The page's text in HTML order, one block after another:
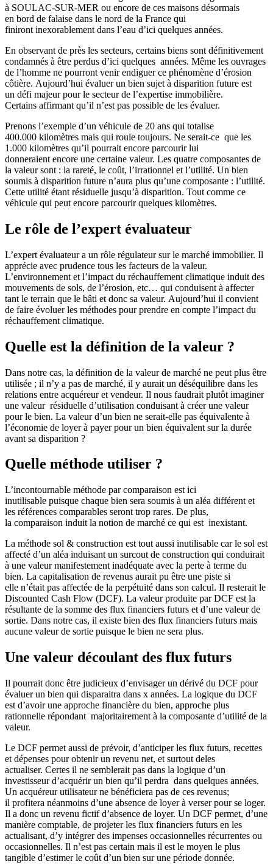
à SOULAC-SUR-MER ou encore de ces maisons désormais
en bord de falaise dans le nord de la France qui
finiront inexorablement dans l’eau d’ici quelques années.
En observant de près les secteurs, certains biens sont définitivement
condamnés à être perdus d’ici quelques années. Même les ouvrages
de l’homme ne pourront venir endiguer ce phénomène d’érosion
côtière. Aujourd’hui évaluer un bien sujet à disparition future est
un défi majeur pour le secteur de l’expertise immobilière.
Certains affirmant qu’il n’est pas possible de les évaluer.
Prenons l’exemple d’un véhicule de 20 ans qui totalise
400.000 kilomètres mais qui roule toujours. Ne serait-ce que les
1.000 kilomètres qu’il pourrait encore parcourir lui
donneraient encore une certaine valeur. Les quatre composantes de
la valeur sont : la rareté, le coût, l’irrationnel et l’utilité. Un bien
soumis à disparition future n’aura plus qu’une composante : l’utilité.
Cette utilité étant résiduelle jusqu’à disparition. Tout comme ce
véhicule qui peut encore parcourir quelques kilomètres.
Le rôle de l’expert évaluateur
L’expert évaluateur a un rôle régulateur sur le marché immobilier. Il
apprécie avec prudence tous les facteurs de la valeur.
L’environnement et l’impact du réchauffement climatique induit des
mouvements de sols, de l’érosion, etc… qui conduisent à affecter
tant le terrain que le bâti et donc sa valeur. Aujourd’hui il convient
de faire évoluer les méthodes pour prendre en compte l’impact du
réchauffement climatique.
Quelle est la définition de la valeur ?
Dans notre cas, la définition de la valeur de marché ne peut plus être
utilisée ; il n’y a pas de marché, il y aurait un déséquilibre dans les
relations entre acquéreur et vendeur. Il nous faudrait plutôt imaginer
une valeur résiduelle d’utilisation conduisant à créer une valeur
pour le bien. La valeur d’un bien ne serait-elle pas équivalente à
l’économie de loyer à payer pour un bien équivalent sur la durée
avant sa disparition ?
Quelle méthode utiliser ?
L’incontournable méthode par comparaison est ici
inutilisable puisque chaque bien sera soumis à un aléa différent et
les références comparables seront trop rares. De plus,
la comparaison induit la notion de marché ce qui est inexistant.
La méthode sol & construction est tout aussi inutilisable car le sol est
affecté d’un aléa induisant un surcout de construction qui conduirait
à une valeur manifestement inadéquate avec la perte à terme du
bien. La capitalisation de revenus aurait pu être une piste si
elle n’était pas affectée de la perpétuité dans son calcul. Il resterait le
Discounted Cash Flow (DCF). La valeur produite par DCF est la
résultante de la somme des flux financiers futurs et d’une valeur de
sortie. Dans notre cas, il existe bien des flux financiers futurs mais
aucune valeur de sortie puisque le bien ne sera plus.
Une valeur découlant des flux futurs
Il pourrait donc être judicieux d’envisager un dérivé du DCF pour
évaluer un bien qui disparaitra dans x années. La logique du DCF
est d’avoir une approche financière du bien, approche plus
rationnelle répondant majoritairement à la composante d’utilité de la
valeur.
Le DCF permet aussi de prévoir, d’anticiper les flux futurs, recettes
et dépenses pour obtenir un revenu net, et surtout deles
actualiser. Certes il ne semblerait pas dans la logique d’un
investisseur d’acquérir un bien qu’il perdra dans quelques années.
Un acquéreur utilisateur ne bénéficiera pas de ces revenus;
il profitera néanmoins d’une absence de loyer à verser pour se loger.
Il a donc un revenu fictif d’absence de loyer. Un DCF permet, d’une
manière comptable, de projeter les flux financiers futurs en les
actualisant, d’y intégrer des impenses occasionnelles récurrentes ou
occasionnelles. Il n’est pas certain mais il est le moyen le plus
tangible d’estimer le coût d’un bien sur une période donnée.